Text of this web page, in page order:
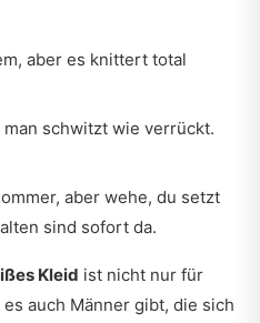
aber es knittert total
schwitzt wie verrückt.
aber wehe, du setzt
sind sofort da.
Kleid ist nicht nur für
auch Männer gibt, die sich